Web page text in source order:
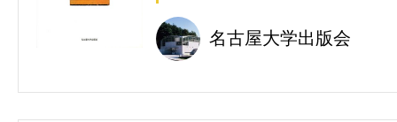
名古屋大学出版会